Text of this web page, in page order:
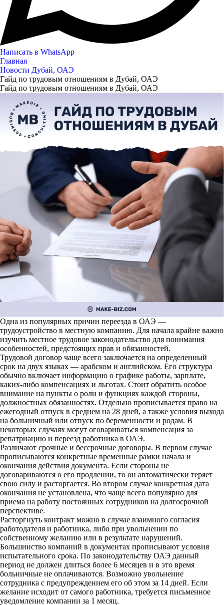
Написать в WhatsApp
Главная
Новости Дубай, ОАЭ
Гайд по трудовым отношениям в Дубай, ОАЭ
Гайд по трудовым отношениям в Дубай, ОАЭ
Одна из популярных причин переезда в ОАЭ —
трудоустройство в местную компанию. Для начала крайне важно
изучить местное трудовое законодательство для понимания
особенностей, предстоящих прав и обязанностей.
Трудовой договор чаще всего заключается на определенный
срок на двух языках — арабском и английском. Его структура
обычно включает информацию о графике работы, зарплате,
каких-либо компенсациях и льготах. Стоит обратить особое
внимание на пункты о роли и функциях каждой стороны,
должностных обязанностях. Отдельно прописывается право на
ежегодный отпуск в среднем на 28 дней, а также условия выхода
на больничный или отпуск по беременности и родам. В
некоторых случаях могут оговариваться компенсация за
репатриацию и переезд работника в ОАЭ.
Различают срочные и бессрочные договоры. В первом случае
прописываются конкретные временные рамки начала и
окончания действия документа. Если стороны не
договариваются о его продлении, то он автоматически теряет
свою силу и расторгается. Во втором случае конкретная дата
окончания не установлена, что чаще всего популярно для
приема на работу постоянных сотрудников на долгосрочной
перспективе.
Расторгнуть контракт можно в случае взаимного согласия
работодателя и работника, либо при увольнении по
собственному желанию или в результате нарушений.
Большинство компаний в документах прописывают условия
испытательного срока. По законодательству ОАЭ данный
период не должен длиться более 6 месяцев и в это время
больничные не оплачиваются. Возможно увольнение
сотрудника с предупреждением его об этом за 14 дней. Если
желание исходит от самого работника, требуется письменное
уведомление компании за 1 месяц.